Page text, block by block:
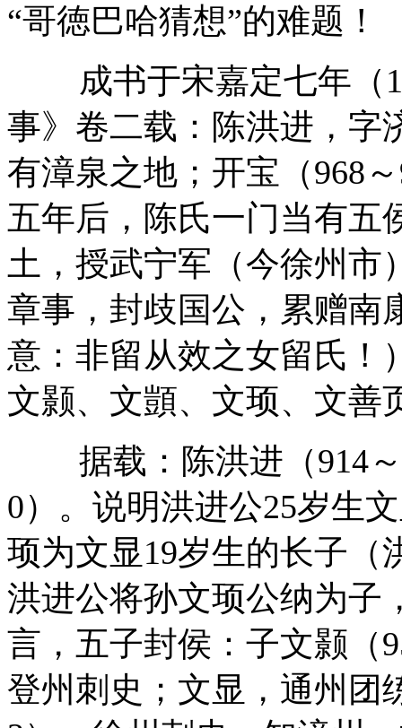
“哥徳巴哈猜想”的难题！
成书于宋嘉定七年（
事》卷二载：陈洪进，字
有漳泉之地；开宝（968～
五年后，陈氏一门当有五
土，授武宁军（今徐州市
章事，封歧国公，累赠南
意：非留从效之女留氏！
文颢、文顗、文顼、文善
据载：陈洪进（914～
0）。说明洪进公25岁生
顼为文显19岁生的长子（
洪进公将孙文顼公纳为子
言，五子封侯：子文颢（
登州刺史；文显，通州团